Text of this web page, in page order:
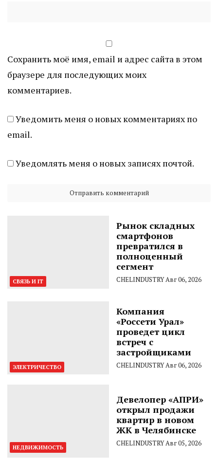
Сохранить моё имя, email и адрес сайта в этом
браузере для последующих моих
комментариев.
Уведомить меня о новых комментариях по
email.
Уведомлять меня о новых записях почтой.
СВЯЗЬ И IT
Рынок складных
смартфонов
превратился в
полноценный
сегмент
CHELINDUSTRYАвг 06, 2026
ЭЛЕКТРИЧЕСТВО
Компания
«Россети Урал»
проведет цикл
встреч с
застройщиками
CHELINDUSTRYАвг 06, 2026
НЕДВИЖИМОСТЬ
Девелопер «АПРИ»
открыл продажи
квартир в новом
ЖК в Челябинске
CHELINDUSTRYАвг 05, 2026